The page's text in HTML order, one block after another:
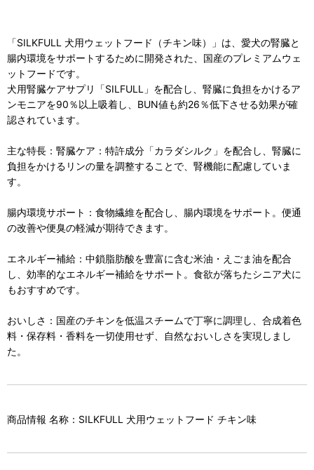
「SILKFULL 犬用ウェットフード（チキン味）」は、愛犬の腎臓と
腸内環境をサポートするために開発された、国産のプレミアムウェ
ットフードです。
犬用腎臓ケアサプリ「SILFULL」を配合し、腎臓に負担をかけるア
ンモニアを90％以上吸着し、BUN値も約26％低下させる効果が確
認されています。
主な特長：腎臓ケア：特許成分「カラダシルク」を配合し、腎臓に
負担をかけるリンの量を調整することで、腎機能に配慮していま
す。
腸内環境サポート：食物繊維を配合し、腸内環境をサポート。便通
の改善や便臭の軽減が期待できます。
エネルギー補給：中鎖脂肪酸を豊富に含む米油・えごま油を配合
し、効率的なエネルギー補給をサポート。食欲が落ちたシニア犬に
もおすすめです。
おいしさ：国産のチキンを低温スチームで丁寧に調理し、合成着色
料・保存料・香料を一切使用せず、自然なおいしさを実現しまし
た。
商品情報 名称：SILKFULL 犬用ウェットフード チキン味